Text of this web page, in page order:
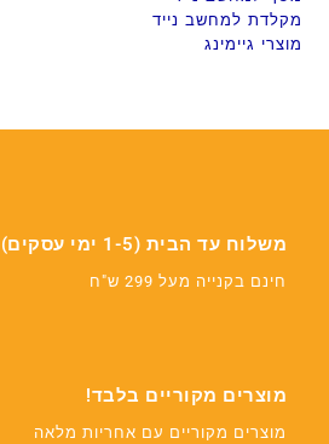
מקלדת למחשב נייד
מוצרי גיימינג
משלוח עד הבית (1-5 ימי עסקים)
חינם בקנייה מעל 299 ש"ח
מוצרים מקוריים בלבד!
מוצרים מקוריים עם אחריות מלאה